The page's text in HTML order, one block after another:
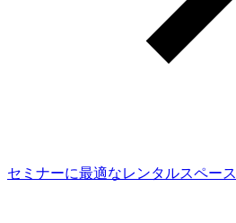
セミナーに最適なレンタルスペース